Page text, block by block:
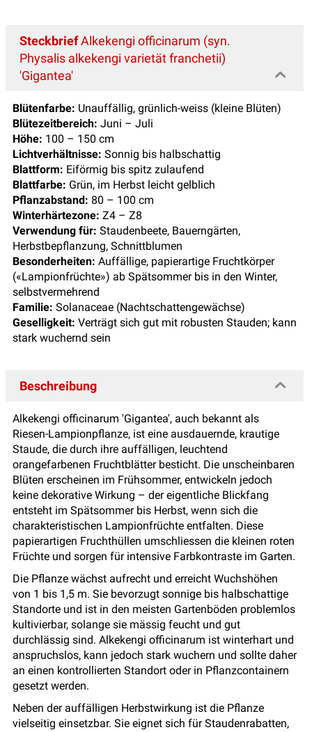
SteckbriefAlkekengi officinarum (syn.
Physalis alkekengi varietät franchetii)
'Gigantea'
Blütenfarbe: Unauffällig, grünlich-weiss (kleine Blüten)
Blütezeitbereich: Juni – Juli
Höhe: 100 – 150 cm
Lichtverhältnisse: Sonnig bis halbschattig
Blattform: Eiförmig bis spitz zulaufend
Blattfarbe: Grün, im Herbst leicht gelblich
Pflanzabstand: 80 – 100 cm
Winterhärtezone: Z4 – Z8
Verwendung für: Staudenbeete, Bauerngärten,
Herbstbepflanzung, Schnittblumen
Besonderheiten: Auffällige, papierartige Fruchtkörper
(«Lampionfrüchte») ab Spätsommer bis in den Winter,
selbstvermehrend
Familie: Solanaceae (Nachtschattengewächse)
Geselligkeit: Verträgt sich gut mit robusten Stauden; kann
stark wuchernd sein
Beschreibung
Alkekengi officinarum 'Gigantea', auch bekannt als
Riesen-Lampionpflanze, ist eine ausdauernde, krautige
Staude, die durch ihre auffälligen, leuchtend
orangefarbenen Fruchtblätter besticht. Die unscheinbaren
Blüten erscheinen im Frühsommer, entwickeln jedoch
keine dekorative Wirkung – der eigentliche Blickfang
entsteht im Spätsommer bis Herbst, wenn sich die
charakteristischen Lampionfrüchte entfalten. Diese
papierartigen Fruchthüllen umschliessen die kleinen roten
Früchte und sorgen für intensive Farbkontraste im Garten.
Die Pflanze wächst aufrecht und erreicht Wuchshöhen
von 1 bis 1,5 m. Sie bevorzugt sonnige bis halbschattige
Standorte und ist in den meisten Gartenböden problemlos
kultivierbar, solange sie mässig feucht und gut
durchlässig sind. Alkekengi officinarum ist winterhart und
anspruchslos, kann jedoch stark wuchern und sollte daher
an einen kontrollierten Standort oder in Pflanzcontainern
gesetzt werden.
Neben der auffälligen Herbstwirkung ist die Pflanze
vielseitig einsetzbar. Sie eignet sich für Staudenrabatten,